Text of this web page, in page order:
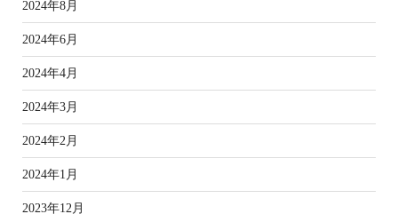
2024年8月
2024年6月
2024年4月
2024年3月
2024年2月
2024年1月
2023年12月